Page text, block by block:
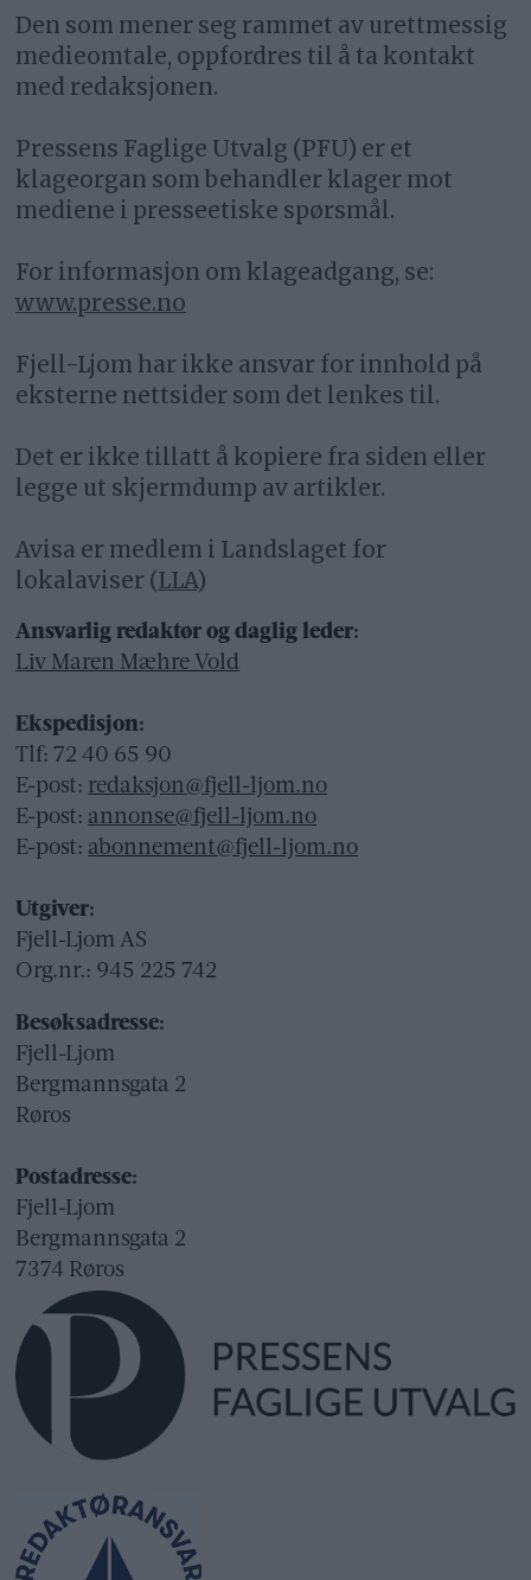
Den som mener seg rammet av urettmessig
medieomtale, oppfordres til å ta kontakt
med redaksjonen.
Pressens Faglige Utvalg (PFU) er et
klageorgan som behandler klager mot
mediene i presseetiske spørsmål.
For informasjon om klageadgang, se:
www.presse.no
Fjell-Ljom har ikke ansvar for innhold på
eksterne nettsider som det lenkes til.
Det er ikke tillatt å kopiere fra siden eller
legge ut skjermdump av artikler.
Avisa er medlem i Landslaget for
lokalaviser (LLA)
Ansvarlig redaktør og daglig leder:
Liv Maren Mæhre Vold
Ekspedisjon:
Tlf: 72 40 65 90
E-post: redaksjon@fjell-ljom.no
E-post: annonse@fjell-ljom.no
E-post: abonnement@fjell-ljom.no
Utgiver:
Fjell-Ljom AS
Org.nr.: 945 225 742
Besøksadresse:
Fjell-Ljom
Bergmannsgata 2
Røros
Postadresse:
Fjell-Ljom
Bergmannsgata 2
7374 Røros